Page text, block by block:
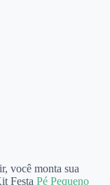
você monta sua
Festa Pé Pequeno